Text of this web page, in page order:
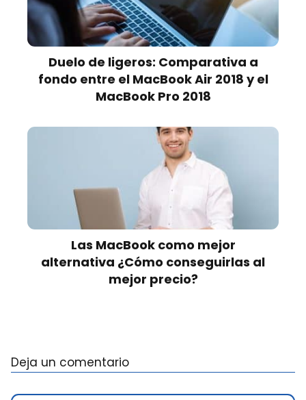
Duelo de ligeros: Comparativa a
fondo entre el MacBook Air 2018 y el
MacBook Pro 2018
Las MacBook como mejor
alternativa ¿Cómo conseguirlas al
mejor precio?
Deja un comentario